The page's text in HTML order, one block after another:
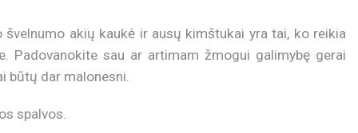
švelnumo akių kaukė ir ausų kimštukai yra tai, ko reikia
Padovanokite sau ar artimam žmogui galimybę gerai
būtų dar malonesni.
spalvos.